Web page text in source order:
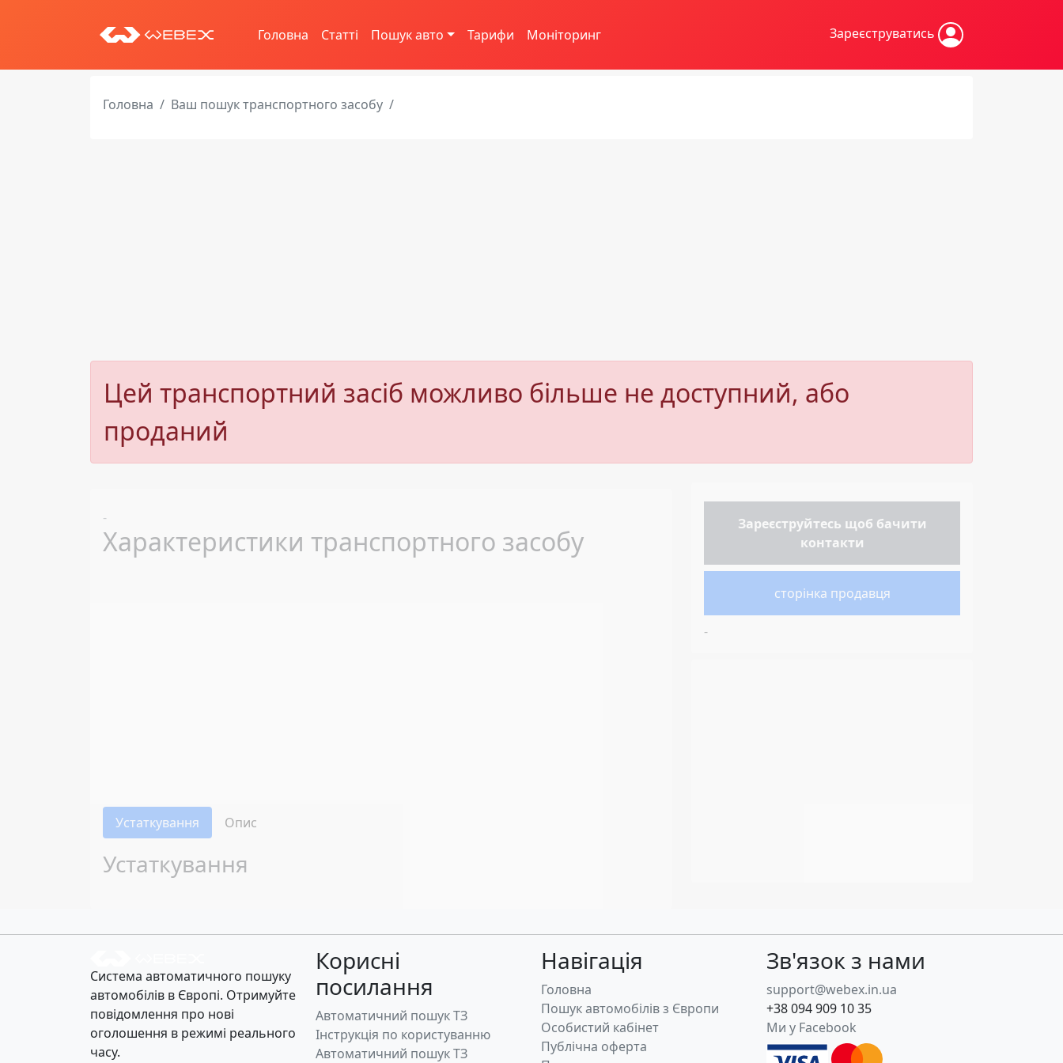
Головна Статті Пошук авто Тарифи Моніторинг Зареєструватись
Головна Ваш пошук транспортного засобу
Цей транспортний засіб можливо більше не доступний, або
проданий
-
Характеристики транспортного засобу
Устаткування Опис
Устаткування
Зареєструйтесь щоб бачити
контакти
сторінка продавця
-
Система автоматичного пошуку
автомобілів в Європі. Отримуйте
повідомлення про нові
оголошення в режимі реального
часу.
Корисні
посилання
Автоматичний пошук ТЗ
Інструкція по користуванню
Автоматичний пошук ТЗ
Навігація
Головна
Пошук автомобілів з Європи
Особистий кабінет
Публічна оферта
Зв'язок з нами
support@webex.in.ua
+38 094 909 10 35
Ми у Facebook